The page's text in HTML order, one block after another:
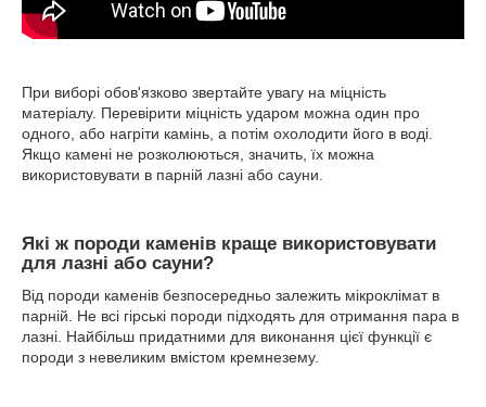
При виборі обов'язково звертайте увагу на міцність
матеріалу. Перевірити міцність ударом можна один про
одного, або нагріти камінь, а потім охолодити його в воді.
Якщо камені не розколюються, значить, їх можна
використовувати в парній лазні або сауни.
Які ж породи каменів краще використовувати
для лазні або сауни?
Від породи каменів безпосередньо залежить мікроклімат в
парній. Не всі гірські породи підходять для отримання пара в
лазні. Найбільш придатними для виконання цієї функції є
породи з невеликим вмістом кремнезему.